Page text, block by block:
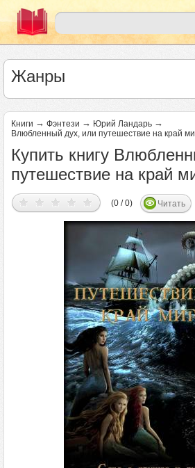
Жанры
Книги → Фэнтези → Юрий Ландарь →
Влюбленный дух, или путешествие на край
Купить книгу
путешествие на край
(0 / 0) Читать